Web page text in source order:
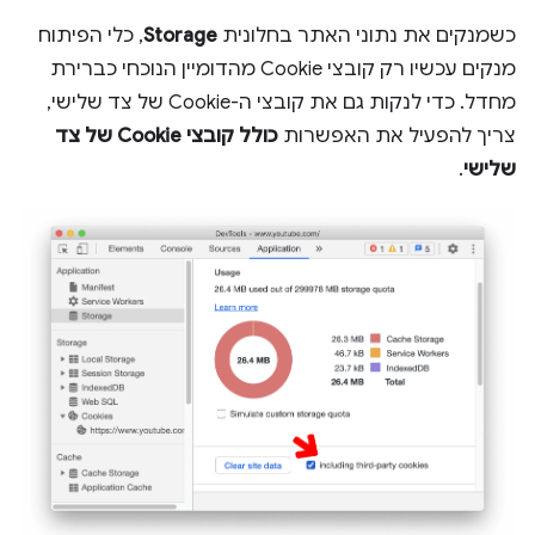
כשמנקים את נתוני האתר בחלונית Storage, כלי הפיתוח
מנקים עכשיו רק קובצי Cookie מהדומיין הנוכחי כברירת
מחדל. כדי לנקות גם את קובצי ה-Cookie של צד שלישי,
צריך להפעיל את האפשרות
כולל קובצי Cookie של צד
שלישי.